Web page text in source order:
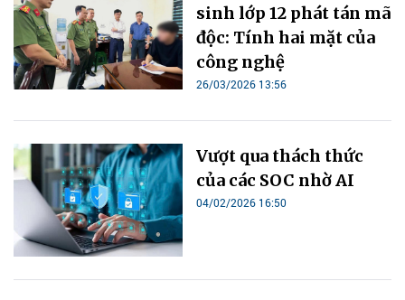
sinh lớp 12 phát tán mã
độc: Tính hai mặt của
công nghệ
26/03/2026 13:56
Vượt qua thách thức
của các SOC nhờ AI
04/02/2026 16:50